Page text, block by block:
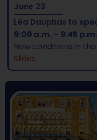
June 23
Léa Dauphas to
9:00 a.m. – 9:45
New conditions in
Slides